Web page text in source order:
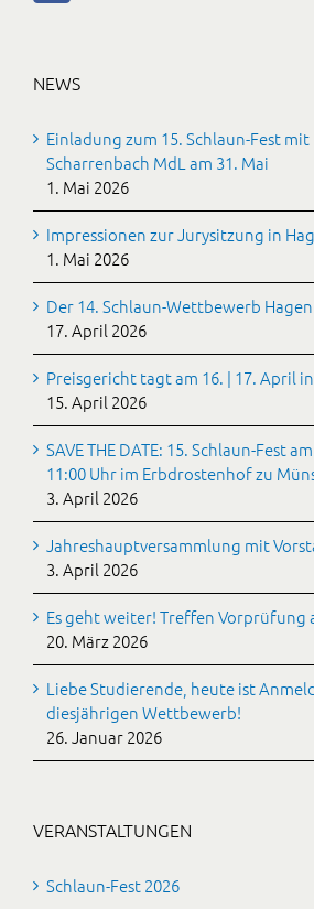
NEWS
Einladung zum 15. Schlaun-Fest
Scharrenbach MdL am 31. Mai
1. Mai 2026
Impressionen zur Jurysitzung in
1. Mai 2026
Der 14. Schlaun-Wettbewerb
17. April 2026
Preisgericht tagt am 16. | 17. April
15. April 2026
SAVE THE DATE: 15. Schlaun-Fest
11:00 Uhr im Erbdrostenhof zu
3. April 2026
Jahreshauptversammlung mit
3. April 2026
Es geht weiter! Treffen Vorprüfung
20. März 2026
Liebe Studierende, heute ist
diesjährigen Wettbewerb!
26. Januar 2026
VERANSTALTUNGEN
Schlaun-Fest 2026